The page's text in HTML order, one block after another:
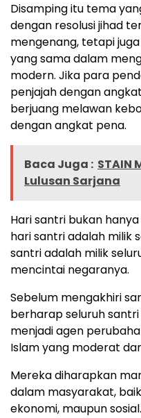
Disamping itu tema
dengan resolusi jihad
mengenang, tetapi
yang sama dalam
modern. Jika para
penjajah dengan
berjuang melawan
dengan angkat pena.
Baca Juga : STAIN
Lulusan Sarjana
Hari santri bukan
hari santri adalah milik
santri adalah milik
mencintai negaranya.
Sebelum mengakhiri
berharap seluruh
menjadi agen
Islam yang moderat
Mereka diharapkan
dalam masyarakat,
ekonomi, maupun sosial.